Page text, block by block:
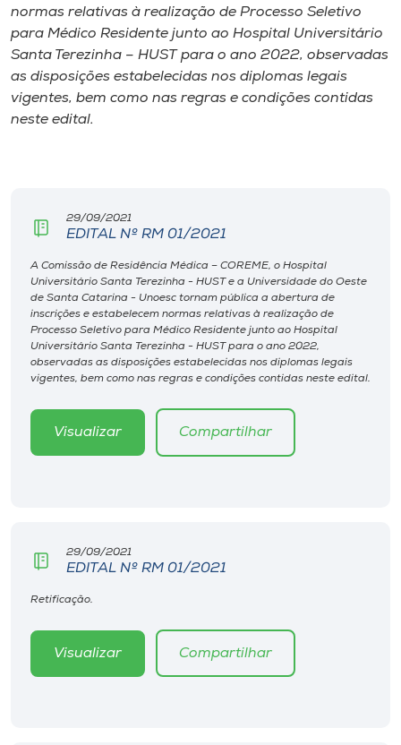
Cultura
CPA
Rádio
Museu
Unoesc
Store
Selecione
normas relativas à realização de Processo Seletivo
para Médico Residente junto ao Hospital Universitário
Santa Terezinha – HUST para o ano 2022, observadas
as disposições estabelecidas nos diplomas legais
vigentes, bem como nas regras e condições contidas
neste edital.
29/09/2021
EDITAL Nº RM 01/2021
A Comissão de Residência Médica – COREME, o Hospital
Universitário Santa Terezinha - HUST e a Universidade do Oeste
de Santa Catarina - Unoesc tornam pública a abertura de
inscrições e estabelecem normas relativas à realização de
Processo Seletivo para Médico Residente junto ao Hospital
Universitário Santa Terezinha - HUST para o ano 2022,
observadas as disposições estabelecidas nos diplomas legais
vigentes, bem como nas regras e condições contidas neste edital.
Visualizar Compartilhar
29/09/2021
EDITAL Nº RM 01/2021
Retificação.
Visualizar Compartilhar